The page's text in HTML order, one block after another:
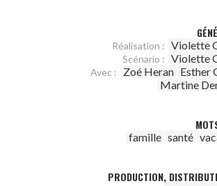
Réalisation : Violette
Scénario : Violette
Avec : Zoé Heran Esther
Martine
famille santé
PRODUCTION,